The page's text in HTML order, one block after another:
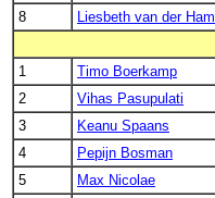
8
Liesbeth van der Ham
1
Timo Boerkamp
2
Vihas Pasupulati
3
Keanu Spaans
4
Pepijn Bosman
5
Max Nicolae